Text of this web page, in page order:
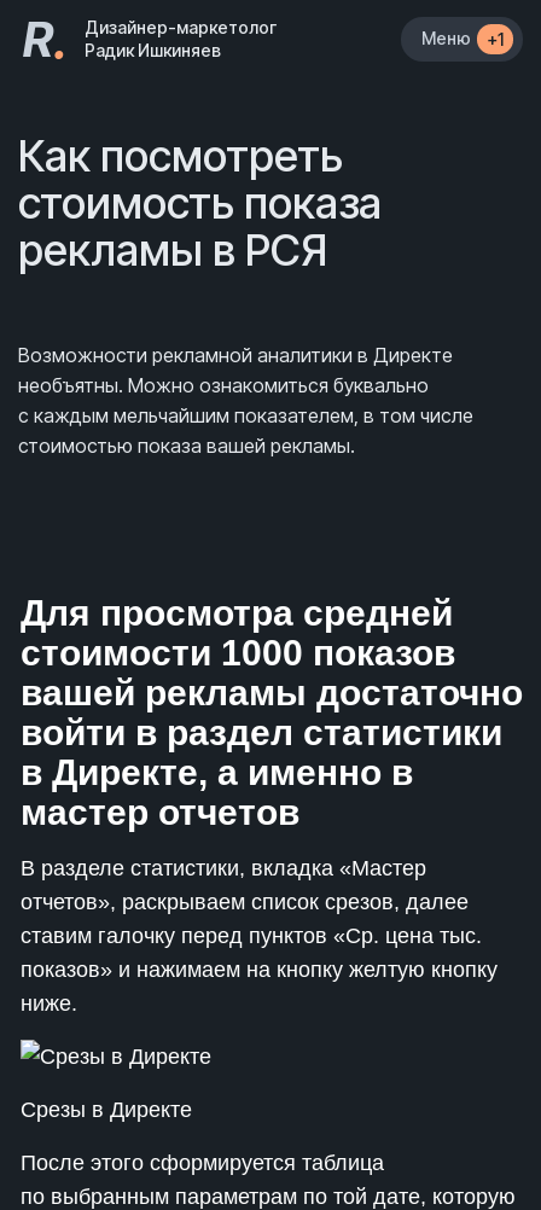
R.
Дизайнер-маркетолог
Радик Ишкиняев
Меню +1
Как посмотреть
стоимость показа
рекламы в РСЯ
Возможности рекламной аналитики в Директе
необъятны. Можно ознакомиться буквально
с каждым мельчайшим показателем, в том числе
стоимостью показа вашей рекламы.
Для просмотра средней
стоимости 1000 показов
вашей рекламы достаточно
войти в раздел статистики
в Директе, а именно в
мастер отчетов
В разделе статистики, вкладка «Мастер
отчетов», раскрываем список срезов, далее
ставим галочку перед пунктов «Ср. цена тыс.
показов» и нажимаем на кнопку желтую кнопку
ниже.
Срезы в Директе
После этого сформируется таблица
по выбранным параметрам по той дате, которую